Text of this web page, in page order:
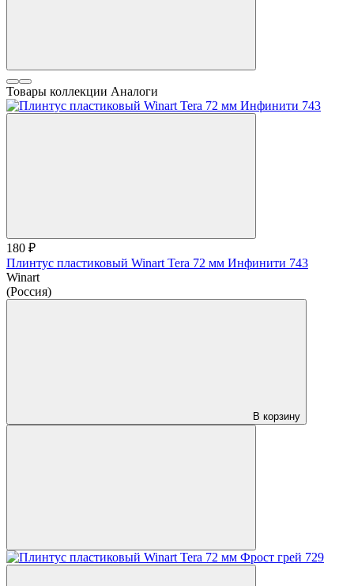
Товары коллекции Аналоги
180 ₽
Плинтус пластиковый Winart Tera 72 мм Инфинити 743
Winart
(Россия)
В корзину